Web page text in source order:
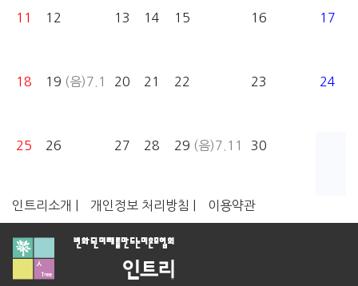
11 12 13 14 15 16 17
18 19 (음)7.1 20 21 22 23 24
25 26 27 28 29 (음)7.11 30
인트리소개 | 개인정보 처리방침 | 이용약관